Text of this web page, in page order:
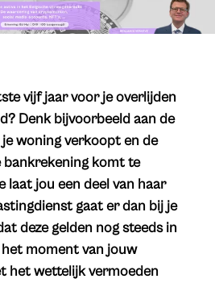
vijf jaar voor je overlijden
Denk bijvoorbeeld aan de
woning verkoopt en de
komt te
laat jou een deel van haar
gaat er dan bij je
deze gelden nog steeds in
moment van jouw
het wettelijk vermoeden